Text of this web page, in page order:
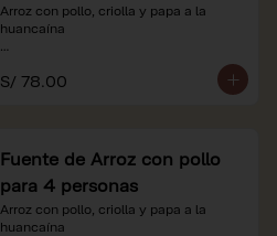
Arroz con pollo, criolla y papa a la
huancaína
*Nuestros precios están expresados en
soles e incluyen impuestos de ley y
S/ 78.00
Fuente de Arroz con pollo
para 4 personas
Arroz con pollo, criolla y papa a la
huancaína